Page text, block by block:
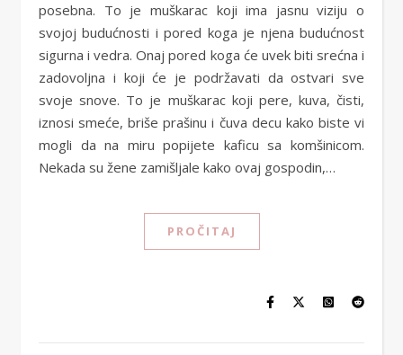
posebna. To je muškarac koji ima jasnu viziju o
svojoj budućnosti i pored koga je njena budućnost
sigurna i vedra. Onaj pored koga će uvek biti srećna i
zadovoljna i koji će je podržavati da ostvari sve
svoje snove. To je muškarac koji pere, kuva, čisti,
iznosi smeće, briše prašinu i čuva decu kako biste vi
mogli da na miru popijete kaficu sa komšinicom.
Nekada su žene zamišljale kako ovaj gospodin,…
PROČITAJ